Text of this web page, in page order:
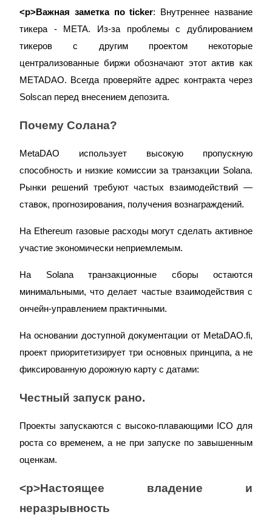
<р>Важная заметка по ticker: Внутреннее название
тикера - META. Из-за проблемы с дублированием
тикеров с другим проектом некоторые
централизованные биржи обозначают этот актив как
METADAO. Всегда проверяйте адрес контракта через
Solscan перед внесением депозита.
Почему Солана?
MetaDAO использует высокую пропускную
способность и низкие комиссии за транзакции Solana.
Рынки решений требуют частых взаимодействий —
ставок, прогнозирования, получения вознаграждений.
На Ethereum газовые расходы могут сделать активное
участие экономически неприемлемым.
На Solana транзакционные сборы остаются
минимальными, что делает частые взаимодействия с
ончейн-управлением практичными.
На основании доступной документации от MetaDAO.fi,
проект приоритетизирует три основных принципа, а не
фиксированную дорожную карту с датами:
Честный запуск рано.
Проекты запускаются с высоко-плавающими ICO для
роста со временем, а не при запуске по завышенным
оценкам.
<р>Настоящее владение и
неразрывность